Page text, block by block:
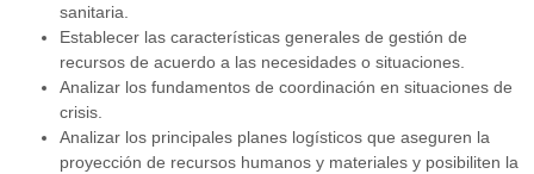
sanitaria.
Establecer las características generales de gestión de
recursos de acuerdo a las necesidades o situaciones.
Analizar los fundamentos de coordinación en situaciones de
crisis.
Analizar los principales planes logísticos que aseguren la
proyección de recursos humanos y materiales y posibiliten la